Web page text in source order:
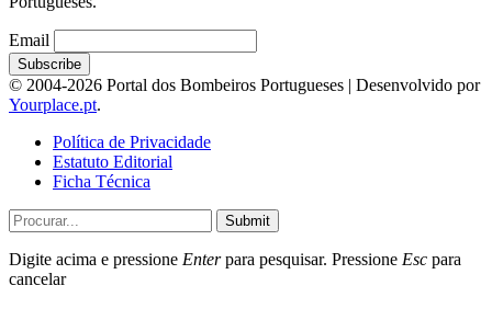
Email
© 2004-2026 Portal dos Bombeiros Portugueses | Desenvolvido por
Yourplace.pt.
Política de Privacidade
Estatuto Editorial
Ficha Técnica
Submit
Digite acima e pressione Enterpara pesquisar. Pressione Esc para
cancelar